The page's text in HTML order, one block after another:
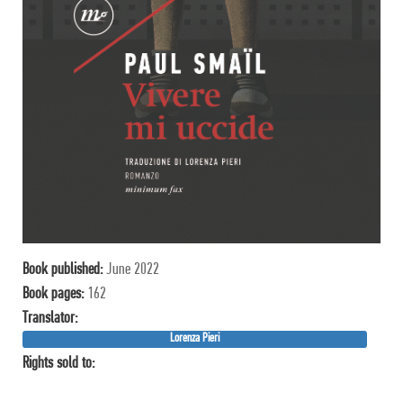
Book published:June 2022
Book pages: 162
Translator:
Lorenza Pieri
Rights sold to: